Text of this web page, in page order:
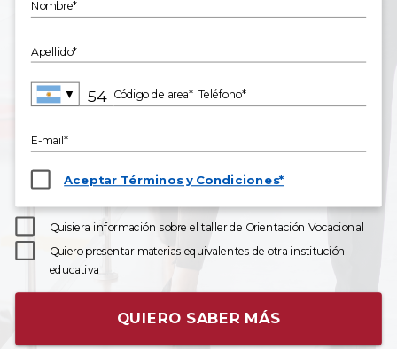
Nombre*
Apellido*
▼ Código de area* Teléfono*
E-mail*
Aceptar Términos y Condiciones*
Quisiera información sobre el taller de Orientación Vocacional
Quiero presentar materias equivalentes de otra institución
educativa
QUIERO SABER MÁS